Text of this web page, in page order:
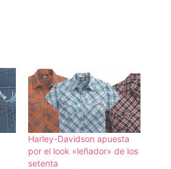
Harley-Davidson apuesta
por el look «leñador» de los
setenta